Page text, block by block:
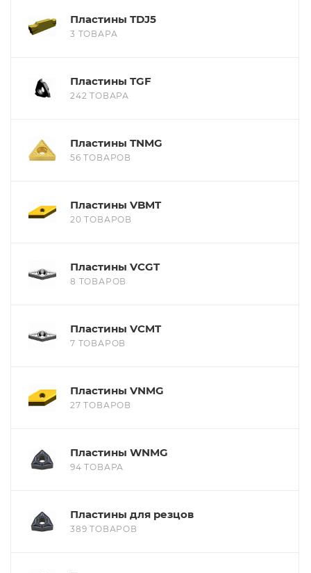
Пластины TDJ5
3 ТОВАРА
Пластины TGF
242 ТОВАРА
Пластины TNMG
56 ТОВАРОВ
Пластины VBMT
20 ТОВАРОВ
Пластины VCGT
8 ТОВАРОВ
Пластины VCMT
7 ТОВАРОВ
Пластины VNMG
27 ТОВАРОВ
Пластины WNMG
94 ТОВАРА
Пластины для резцов
389 ТОВАРОВ